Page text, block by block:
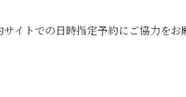
イトでの日時指定予約にご協力をお